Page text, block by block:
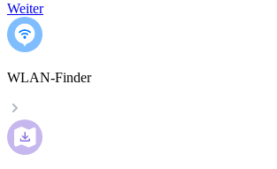
Weiter
WLAN-Finder